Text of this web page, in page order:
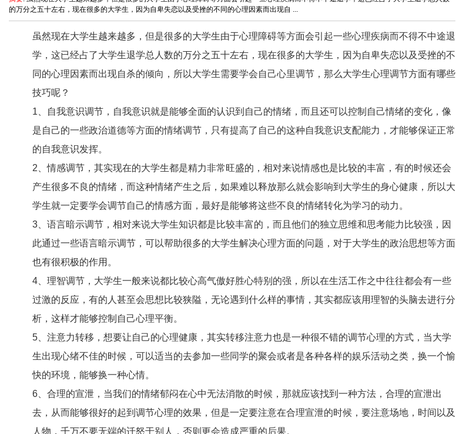
的万分之五十左右，现在很多的大学生，因为自卑失恋以及受挫的不同的心理因素而出现自 ...
虽然现在大学生越来越多，但是很多的大学生由于心理障碍等方面会引起一些心理疾病而不得不中途退
学，这已经占了大学生退学总人数的万分之五十左右，现在很多的大学生，因为自卑失恋以及受挫的不
同的心理因素而出现自杀的倾向，所以大学生需要学会自己心里调节，那么大学生心理调节方面有哪些
技巧呢？
1、自我意识调节，自我意识就是能够全面的认识到自己的情绪，而且还可以控制自己情绪的变化，像
是自己的一些政治道德等方面的情绪调节，只有提高了自己的这种自我意识支配能力，才能够保证正常
的自我意识发挥。
2、情感调节，其实现在的大学生都是精力非常旺盛的，相对来说情感也是比较的丰富，有的时候还会
产生很多不良的情绪，而这种情绪产生之后，如果难以释放那么就会影响到大学生的身心健康，所以大
学生就一定要学会调节自己的情感方面，最好是能够将这些不良的情绪转化为学习的动力。
3、语言暗示调节，相对来说大学生知识都是比较丰富的，而且他们的独立思维和思考能力比较强，因
此通过一些语言暗示调节，可以帮助很多的大学生解决心理方面的问题，对于大学生的政治思想等方面
也有很积极的作用。
4、理智调节，大学生一般来说都比较心高气傲好胜心特别的强，所以在生活工作之中往往都会有一些
过激的反应，有的人甚至会思想比较狭隘，无论遇到什么样的事情，其实都应该用理智的头脑去进行分
析，这样才能够控制自己心理平衡。
5、注意力转移，想要让自己的心理健康，其实转移注意力也是一种很不错的调节心理的方式，当大学
生出现心绪不佳的时候，可以适当的去参加一些同学的聚会或者是各种各样的娱乐活动之类，换一个愉
快的环境，能够换一种心情。
6、合理的宣泄，当我们的情绪郁闷在心中无法消散的时候，那就应该找到一种方法，合理的宣泄出
去，从而能够很好的起到调节心理的效果，但是一定要注意在合理宣泄的时候，要注意场地，时间以及
人物，千万不要无端的迁怒于别人，否则更会造成严重的后果。